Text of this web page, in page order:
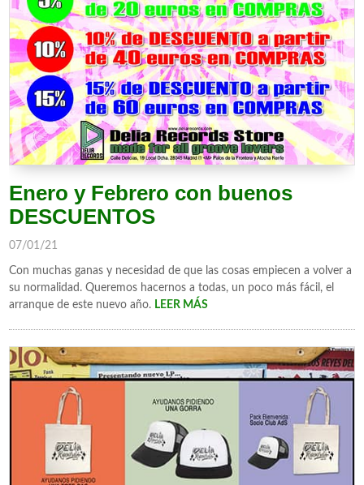
Enero y Febrero con buenos
DESCUENTOS
07/01/21
Con muchas ganas y necesidad de que las cosas empiecen a volver a
su normalidad. Queremos hacernos a todas, un poco más fácil, el
arranque de este nuevo año. LEER MÁS